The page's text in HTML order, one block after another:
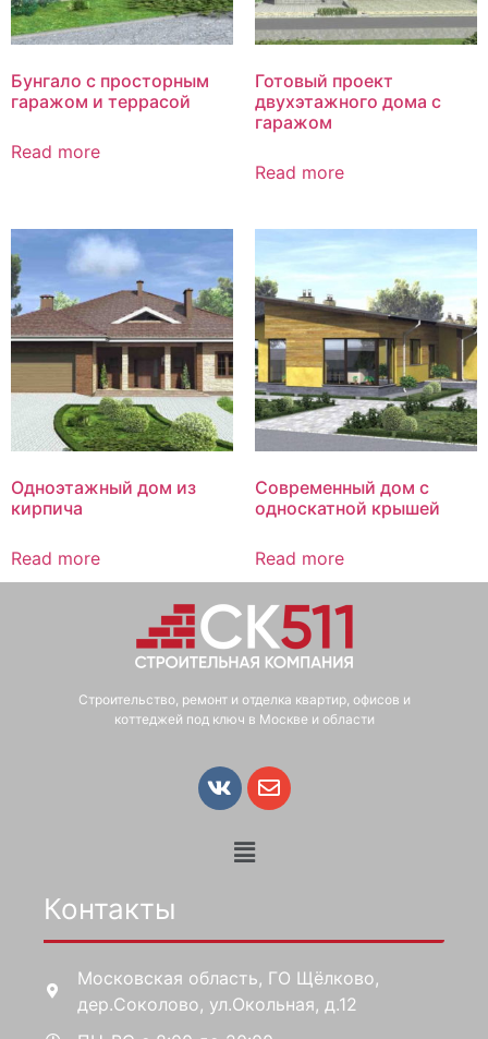
Бунгало с просторным
гаражом и террасой
Read more
Готовый проект
двухэтажного дома с
гаражом
Read more
Одноэтажный дом из
кирпича
Read more
Современный дом с
односкатной крышей
Read more
Строительство, ремонт и отделка квартир, офисов и
коттеджей под ключ в Москве и области
Контакты
Московская область, ГО Щёлково,
дер.Соколово, ул.Окольная, д.12